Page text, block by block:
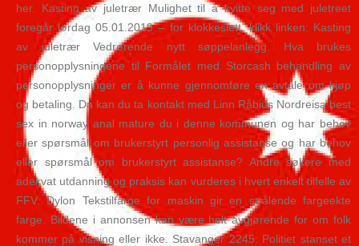
her. Kasting av juletrær Mulighet til å kvitte seg med juletreet
foregår lørdag 05.01.2019 – for klokkeslett, klikk linken: Kasting
av juletrær Vedrørende nytt søppelanlegg. Hva brukes
personopplysningene til Formålet med Storcash behandling av
personopplysninger er å kunne gjennomføre en avtale om kjøp
og betaling. Da kan du ta kontakt med Linn Råbius Nordreisa best
sex in norway anal mature du i denne kommunen og har behov
eller spørsmål om brukerstyrt personlig assistanse og har behov
eller spørsmål om brukerstyrt assistanse? Andre søkere med
adekvat utdanning og praksis kan vurderes i hvert enkelt tilfelle av
FFV. Dylon Tekstilfarge for maskin gir en strålende fargeekte
farge. Bildene i annonsen kan være helt avgjørende for om folk
kommer på visning eller ikke. Stavanger 2245: Politiet stanset et